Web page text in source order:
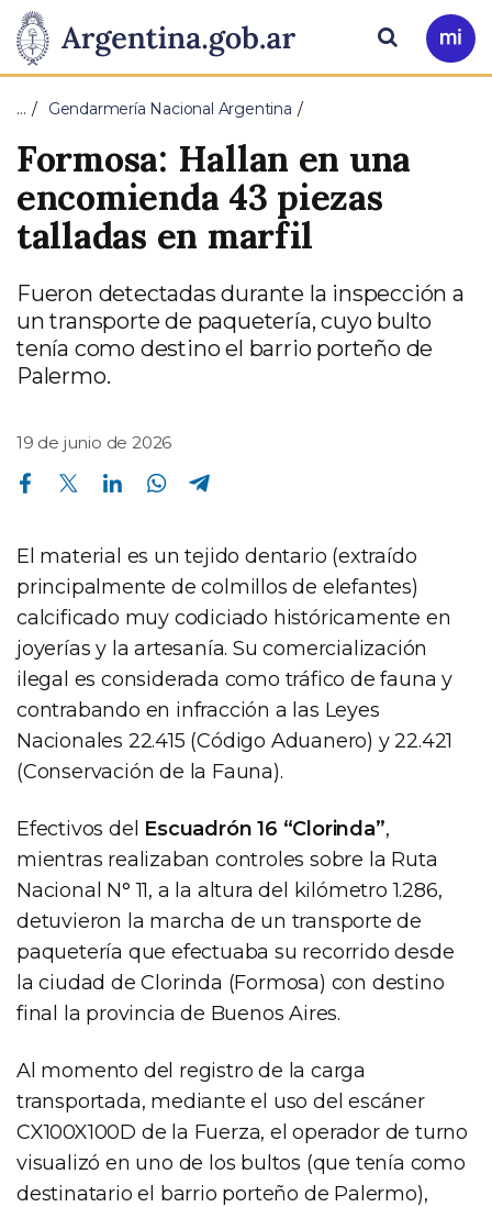
Presidencia
de
la
Nación
Pasar al contenido principal
Ir
a
Buscar
… Gendarmería Nacional Argentina
Formosa: Hallan en una
encomienda 43 piezas
talladas en marfil
Fueron detectadas durante la inspección a
un transporte de paquetería, cuyo bulto
tenía como destino el barrio porteño de
Palermo.
19 de junio de 2026
Compartir en Facebook Compartir en Twitter Compartir en Linkedin Compartir en Whatsapp
El material es un tejido dentario (extraído
principalmente de colmillos de elefantes)
calcificado muy codiciado históricamente en
joyerías y la artesanía. Su comercialización
ilegal es considerada como tráfico de fauna y
contrabando en infracción a las Leyes
Nacionales 22.415 (Código Aduanero) y 22.421
(Conservación de la Fauna).
Efectivos del Escuadrón 16 “Clorinda”,
mientras realizaban controles sobre la Ruta
Nacional N° 11, a la altura del kilómetro 1.286,
detuvieron la marcha de un transporte de
paquetería que efectuaba su recorrido desde
la ciudad de Clorinda (Formosa) con destino
final la provincia de Buenos Aires.
Al momento del registro de la carga
transportada, mediante el uso del escáner
CX100X100D de la Fuerza, el operador de turno
visualizó en uno de los bultos (que tenía como
destinatario el barrio porteño de Palermo),